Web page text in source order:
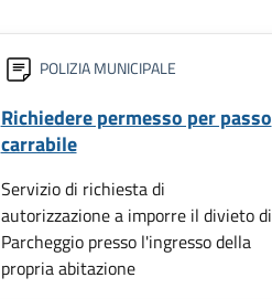
POLIZIA MUNICIPALE
Richiedere permesso per passo
carrabile
Servizio di richiesta di
autorizzazione a imporre il divieto di
Parcheggio presso l'ingresso della
propria abitazione